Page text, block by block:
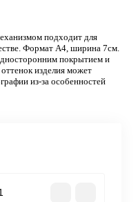
подходит для
Формат А4, ширина 7см.
покрытием и
изделия может
из-за особенностей